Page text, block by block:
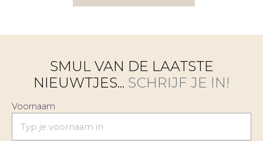
SMUL VAN DE LAATSTE
NIEUWTJES... SCHRIJF JE IN!
Voornaam